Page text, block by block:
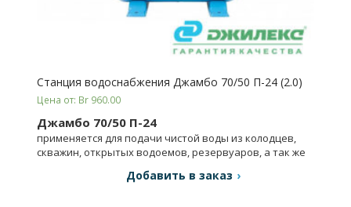
Станция водоснабжения Джамбо 70/50 П-24 (2.0)
Цена от: Br 960.00
Джамбо 70/50 П-24
применяется для подачи чистой воды из колодцев,
скважин, открытых водоемов, резервуаров, а так же
Добавить в заказ